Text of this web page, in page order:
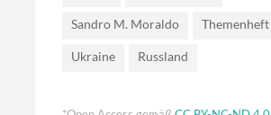
Sandro M. Moraldo Themenheft
Ukraine Russland